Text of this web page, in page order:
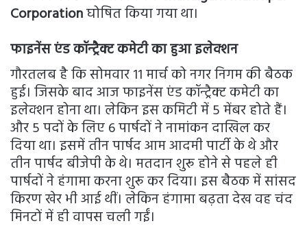
Corporationघोषित किया गया था।
फाइनेंस एंड कॉन्ट्रैक्ट कमेटी का हुआ इलेक्शन
गौरतलब है कि सोमवार 11 मार्च को नगर निगम की बैठक
हुई। जिसके बाद आज फाइनेंस एंड कॉन्ट्रैक्ट कमेटी का
इलेक्शन होना था। लेकिन इस कमिटी में 5 मेंबर होते हैं।
और 5 पदों के लिए 6 पार्षदों ने नामांकन दाखिल कर
दिया था। इसमें तीन पार्षद आम आदमी पार्टी के थे और
तीन पार्षद बीजेपी के थे। मतदान शुरू होने से पहले ही
पार्षदों ने हंगामा करना शुरू कर दिया। इस बैठक में सांसद
किरण खेर भी आई थीं। लेकिन हंगामा बढ़ता देख वह चंद
मिनटों में ही वापस चली गईं।